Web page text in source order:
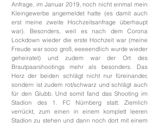
Anfrage, im Januar 2019, noch nicht einmal mein
Kleingewerbe angemeldet hatte (es damit auch
erst meine zweite Hochzeitsanfrage überhaupt
war). Besonders, weil es nach dem Corona
Lockdown wieder die erste Hochzeit war (meine
Freude war sooo groß, eeeeendlich wurde wieder
geheiratet) und zudem war der Ort des
Brautpaarshootings mehr als besonders. Das
Herz der beiden schlägt nicht nur füreinander,
sondern ist zudem rot/schwarz und schlägt auch
für den Glubb. Und somit fand das Shooting im
Stadion des 1. FC Nürnberg statt. Ziemlich
verrückt, zum einen in einem komplett leeren
Stadion zu stehen und dann noch dort mit einem